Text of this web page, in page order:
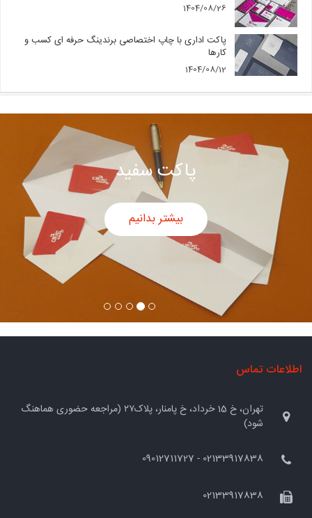
1404/08/26
پاکت اداری با چاپ اختصاصی برندینگ حرفه ای کسب و
کارها
1404/08/12
پاکت سفید
بیشتر بدانیم
اطلاعات تماس
تهران، خ 15 خرداد، خ پامنار، پلاک۲۷ (مراجعه حضوری هماهنگ
شود)
02133917838 - 09012711727
02133917838